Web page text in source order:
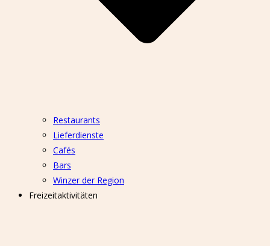
Restaurants
Lieferdienste
Cafés
Bars
Winzer der Region
Freizeitaktivitäten